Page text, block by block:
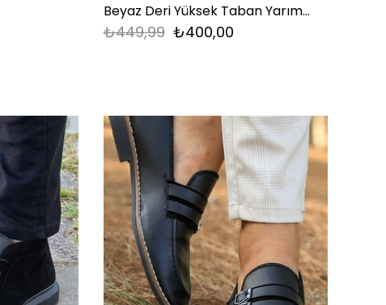
Beyaz Deri Yüksek Taban Yarım Bot
₺400,00
₺449,99